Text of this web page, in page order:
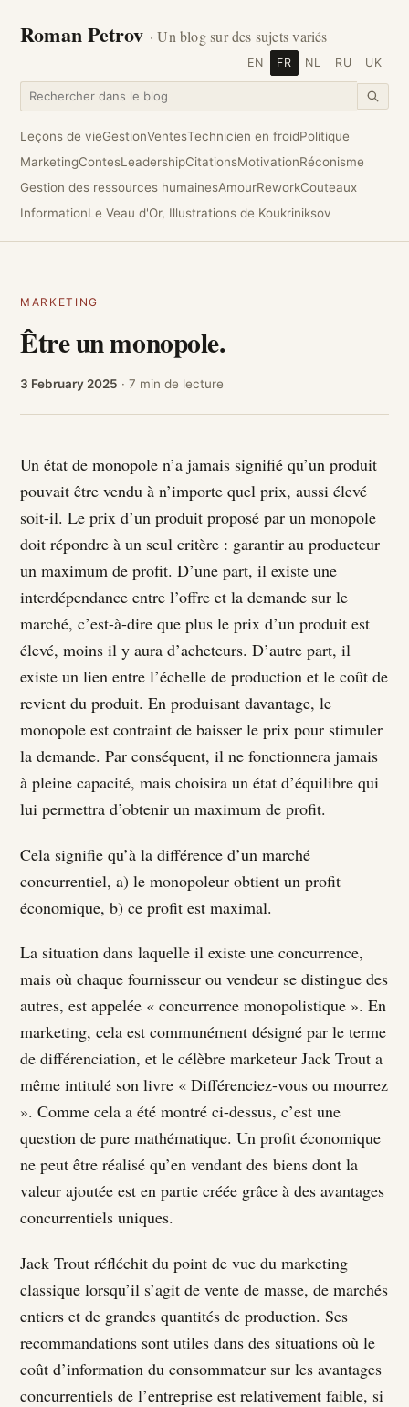
Roman Petrov · Un blog sur des sujets variés
EN FR NL RU UK
Leçons de vieGestionVentesTechnicien en froidPolitique
MarketingContesLeadershipCitationsMotivationRéconisme
Gestion des ressources humainesAmourReworkCouteaux
InformationLe Veau d'Or, Illustrations de Koukriniksov
MARKETING
Être un monopole.
3 February 2025 · 7 min de lecture
Un état de monopole n’a jamais signifié qu’un produit
pouvait être vendu à n’importe quel prix, aussi élevé
soit-il. Le prix d’un produit proposé par un monopole
doit répondre à un seul critère : garantir au producteur
un maximum de profit. D’une part, il existe une
interdépendance entre l’offre et la demande sur le
marché, c’est-à-dire que plus le prix d’un produit est
élevé, moins il y aura d’acheteurs. D’autre part, il
existe un lien entre l’échelle de production et le coût de
revient du produit. En produisant davantage, le
monopole est contraint de baisser le prix pour stimuler
la demande. Par conséquent, il ne fonctionnera jamais
à pleine capacité, mais choisira un état d’équilibre qui
lui permettra d’obtenir un maximum de profit.
Cela signifie qu’à la différence d’un marché
concurrentiel, a) le monopoleur obtient un profit
économique, b) ce profit est maximal.
La situation dans laquelle il existe une concurrence,
mais où chaque fournisseur ou vendeur se distingue des
autres, est appelée « concurrence monopolistique ». En
marketing, cela est communément désigné par le terme
de différenciation, et le célèbre marketeur Jack Trout a
même intitulé son livre « Différenciez-vous ou mourrez
». Comme cela a été montré ci-dessus, c’est une
question de pure mathématique. Un profit économique
ne peut être réalisé qu’en vendant des biens dont la
valeur ajoutée est en partie créée grâce à des avantages
concurrentiels uniques.
Jack Trout réfléchit du point de vue du marketing
classique lorsqu’il s’agit de vente de masse, de marchés
entiers et de grandes quantités de production. Ses
recommandations sont utiles dans des situations où le
coût d’information du consommateur sur les avantages
concurrentiels de l’entreprise est relativement faible, si